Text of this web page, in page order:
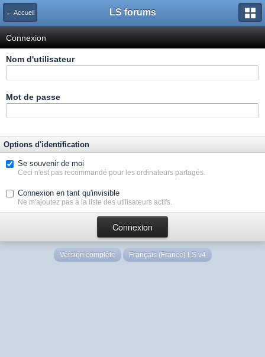
← Accueil LS forums
Connexion
Nom d'utilisateur
Mot de passe
Options d'identification
Se souvenir de moi
Ceci n'est pas recommandé pour les ordinateurs partagés.
Connexion en tant qu'invisible
Ne m'ajoutez pas à la liste des utilisateurs actifs.
Version complète Français (France) LS v4